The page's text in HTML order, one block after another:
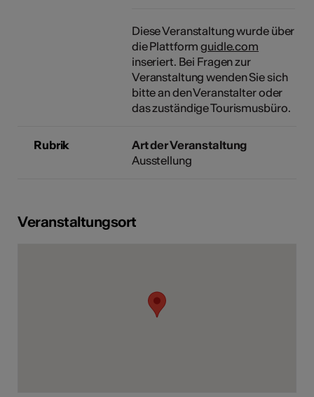
Diese Veranstaltung wurde über
die Plattformguidle.com
inseriert. Bei Fragen zur
Veranstaltung wenden Sie sich
bitte an den Veranstalter oder
das zuständige Tourismusbüro.
Rubrik
Art der Veranstaltung
Ausstellung
Veranstaltungsort